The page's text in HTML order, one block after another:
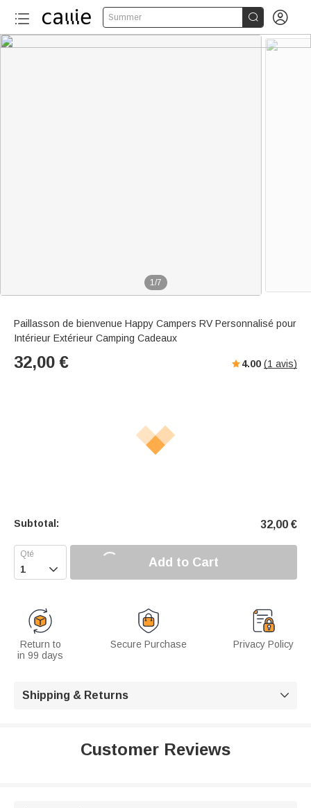
Summer  
1/7
Paillasson de bienvenue Happy Campers RV Personnalisé pour
Intérieur Extérieur Camping Cadeaux
32,00 € 4.00 (1 avis)
Subtotal: 32,00 €
 Add to Cart
Return to
in 99 days
Secure Purchase Privacy Policy
Shipping & Returns 
Customer Reviews